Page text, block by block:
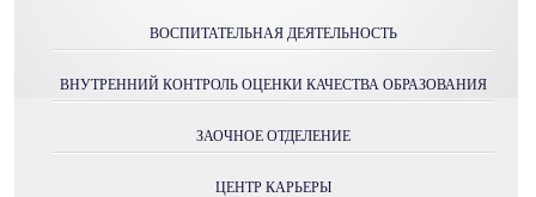
ВОСПИТАТЕЛЬНАЯ ДЕЯТЕЛЬНОСТЬ
ВНУТРЕННИЙ КОНТРОЛЬ ОЦЕНКИ КАЧЕСТВА ОБРАЗОВАНИЯ
ЗАОЧНОЕ ОТДЕЛЕНИЕ
ЦЕНТР КАРЬЕРЫ